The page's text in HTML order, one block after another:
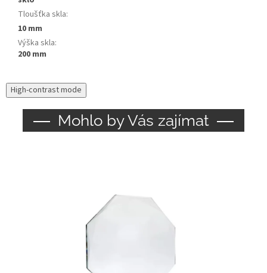
Tloušťka skla:
10 mm
Výška skla:
200 mm
High-contrast mode
Mohlo by Vás zajímat